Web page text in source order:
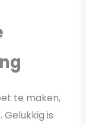
te maken,
is